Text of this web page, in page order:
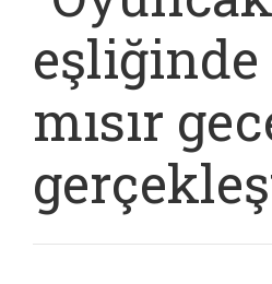
eşliğinde
mısır